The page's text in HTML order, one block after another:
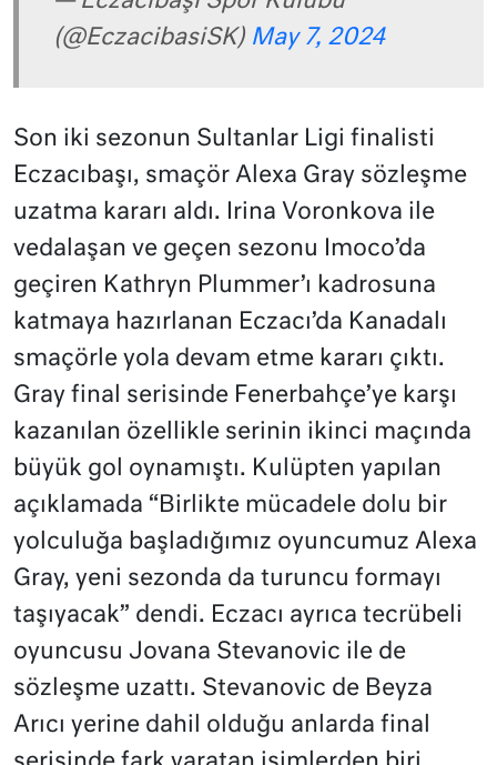
(@EczacibasiSK) May 7, 2024
Son iki sezonun Sultanlar Ligi finalisti
Eczacıbaşı, smaçör Alexa Gray sözleşme
uzatma kararı aldı. Irina Voronkova ile
vedalaşan ve geçen sezonu Imoco’da
geçiren Kathryn Plummer’ı kadrosuna
katmaya hazırlanan Eczacı’da Kanadalı
smaçörle yola devam etme kararı çıktı.
Gray final serisinde Fenerbahçe’ye karşı
kazanılan özellikle serinin ikinci maçında
büyük gol oynamıştı. Kulüpten yapılan
açıklamada “Birlikte mücadele dolu bir
yolculuğa başladığımız oyuncumuz Alexa
Gray, yeni sezonda da turuncu formayı
taşıyacak” dendi. Eczacı ayrıca tecrübeli
oyuncusu Jovana Stevanovic ile de
sözleşme uzattı. Stevanovic de Beyza
Arıcı yerine dahil olduğu anlarda final